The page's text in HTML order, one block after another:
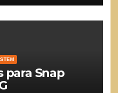
STEM
para Snap